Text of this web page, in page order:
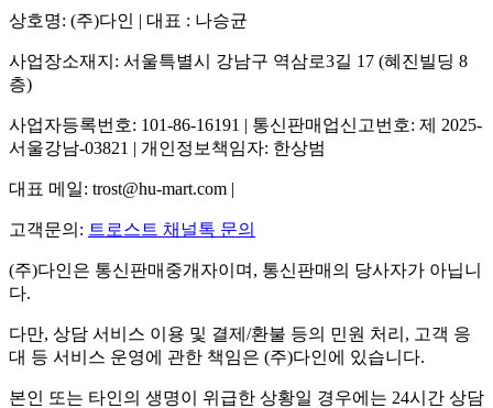
상호명: (주)다인 | 대표 : 나승균
사업장소재지: 서울특별시 강남구 역삼로3길 17 (혜진빌딩 8
층)
사업자등록번호: 101-86-16191 | 통신판매업신고번호: 제 2025-
서울강남-03821 | 개인정보책임자: 한상범
대표 메일: trost@hu-mart.com |
고객문의: 트로스트 채널톡 문의
(주)다인은 통신판매중개자이며, 통신판매의 당사자가 아닙니
다.
다만, 상담 서비스 이용 및 결제/환불 등의 민원 처리, 고객 응
대 등 서비스 운영에 관한 책임은 (주)다인에 있습니다.
본인 또는 타인의 생명이 위급한 상황일 경우에는 24시간 상담